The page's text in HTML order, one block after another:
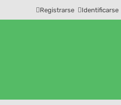
Identificarse
Registrarse